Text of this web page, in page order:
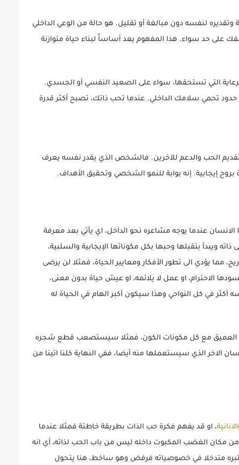
وتقديره لنفسه دون مبالغة أو تقليل. هو حالة من الوعي الداخلي
على حد سواء. هذا المفهوم يعد أساساً لبناء حياة متوازنة
التي تستحقها، سواء على الصعيد النفسي أو الجسدي.
تحمي سلامك الداخلي. عندما تحب ذاتك، تصبح أكثر قدرة
الحب والدعم للآخرين. فالشخص الذي يقدر نفسه يعرف
إيجابية. إنه بوابة للنمو الشخصي وتحقيق الأهداف.
عندما يوجه مشاعره نحو الداخل، اي يأتي بعد معرفة
ويبدأ بتقبلها وحبها بكل مكوناتها الإيجابية والسلبية،
مما يؤدي الى تطور الأفكار ومعايير الحياة، فمثلا لن يرضى
الاحترام، او عمل لا يلائمه، او عيش حياة بدون معنى،
أكثر في كل النواحي وهذا سيكون أكبر الهام في الحياة له
العميق مع كل مكونات الكون، فمثلا سيستصعب قطع شجره
الاخر الذي سيستعملها منه أيضا، ففي النهاية كلنا اتينا من
الانانية، او قد يفهم فكرة حب الذات بطريقة خاطئة فمثلا عندما
مكان الغضب المكبوت داخله ليس من باب الحب لذاته، أي انه
متدخلا في خصوصياته فرفض وهو ساخط، هنا يتحول